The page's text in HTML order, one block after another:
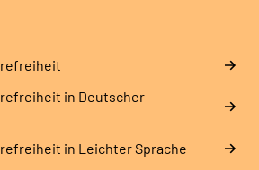
in Deutscher
in Leichter Sprache